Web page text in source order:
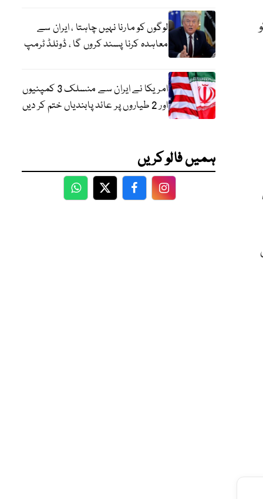
لوگوں کو مارنا نہیں چاہتا ، ایران سے
معاہدہ کرنا پسند کروں گا ، ڈونلڈ ٹرمپ
امریکا نے ایران سے منسلک 3 کمپنیوں
اور 2 طیاروں پر عائد پابندیاں ختم کر دیں
ہمیں فالو کریں
WhatsApp
TwitterFacebookFacebook